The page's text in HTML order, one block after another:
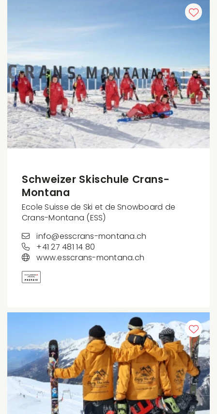
Schweizer Skischule Crans-
Montana
Ecole Suisse de Ski et de Snowboard de
Crans-Montana (ESS)
info@esscrans-montana.ch
+41 27 481 14 80
www.esscrans-montana.ch